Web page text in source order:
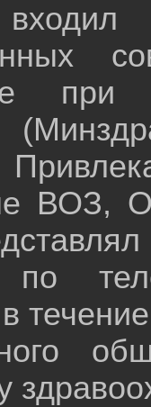
ВОЗ,
по